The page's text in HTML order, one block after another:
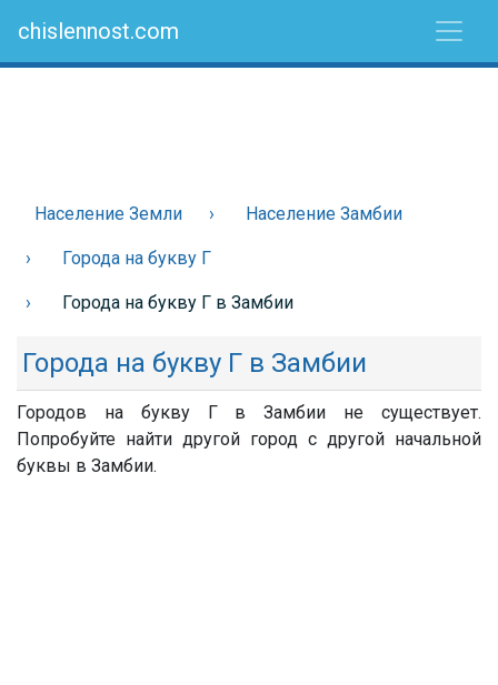
chislennost.com
Население Земли Население Замбии
Города на букву Г
Города на букву Г в Замбии
Города на букву Г в Замбии
Городов на букву Г в Замбии не существует.
Попробуйте найти другой город с другой начальной
буквы в Замбии.